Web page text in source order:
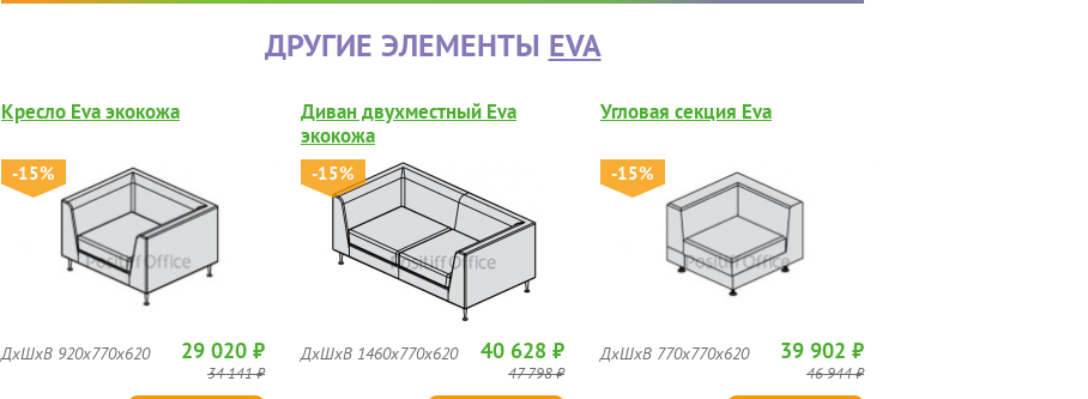
ДРУГИЕ ЭЛЕМЕНТЫ EVA
Кресло Eva экокожа
-15%
ДхШхВ 920x770x620 29 020 ₽
34 141 ₽
Диван двухместный Eva
экокожа
-15%
ДхШхВ 1460x770x620 40 628 ₽
47 798 ₽
Угловая секция Eva
-15%
ДхШхВ 770x770x620 39 902 ₽
46 944 ₽